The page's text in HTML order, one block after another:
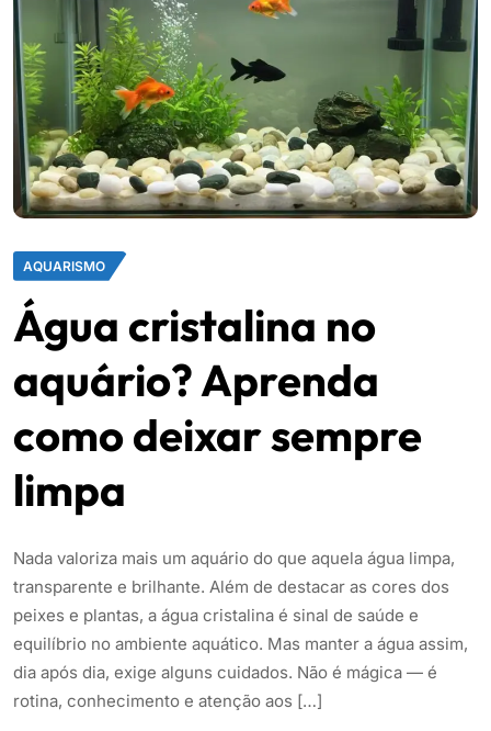
AQUARISMO
Água cristalina no
aquário? Aprenda
como deixar sempre
limpa
Nada valoriza mais um aquário do que aquela água limpa,
transparente e brilhante. Além de destacar as cores dos
peixes e plantas, a água cristalina é sinal de saúde e
equilíbrio no ambiente aquático. Mas manter a água assim,
dia após dia, exige alguns cuidados. Não é mágica — é
rotina, conhecimento e atenção aos […]